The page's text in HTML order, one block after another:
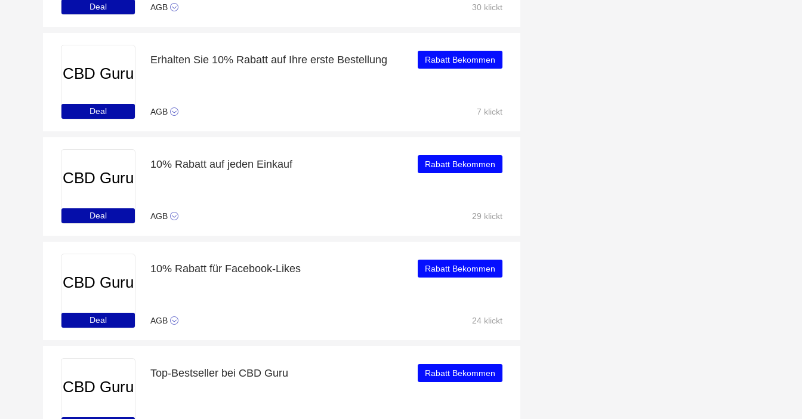
Deal AGB 30 klickt
CBD Guru
Deal
Erhalten Sie 10% Rabatt auf Ihre erste Bestellung
AGB
Rabatt Bekommen
7 klickt
CBD Guru
Deal
10% Rabatt auf jeden Einkauf
AGB
Rabatt Bekommen
29 klickt
CBD Guru
Deal
10% Rabatt für Facebook-Likes
AGB
Rabatt Bekommen
24 klickt
CBD Guru
Top-Bestseller bei CBD Guru Rabatt Bekommen